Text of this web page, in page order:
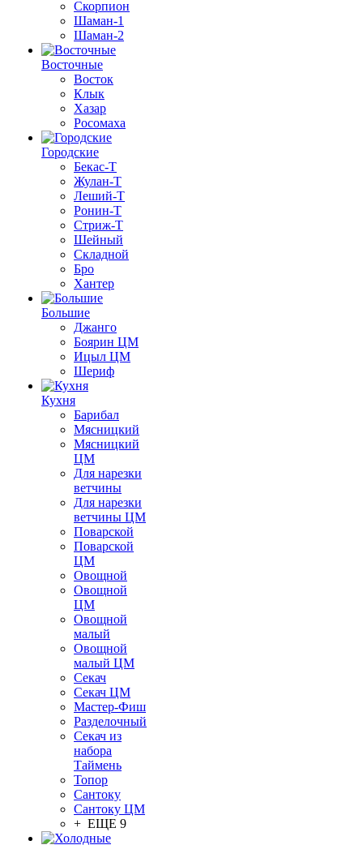
Скорпион
Шаман-1
Шаман-2
Восточные
Восток
Клык
Хазар
Росомаха
Городские
Бекас-Т
Жулан-Т
Леший-Т
Ронин-Т
Стриж-Т
Шейный
Складной
Бро
Хантер
Большие
Джанго
Боярин ЦМ
Ицыл ЦМ
Шериф
Кухня
Барибал
Мясницкий
Мясницкий
ЦМ
Для нарезки
ветчины
Для нарезки
ветчины ЦМ
Поварской
Поварской
ЦМ
Овощной
Овощной
ЦМ
Овощной
малый
Овощной
малый ЦМ
Секач
Секач ЦМ
Мастер-Фиш
Разделочный
Секач из
набора
Таймень
Топор
Сантоку
Сантоку ЦМ
+ ЕЩЕ 9